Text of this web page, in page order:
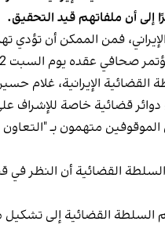
إلى أن ملفاتهم قيد التحقيق.
فمن الممكن أن
في التفاصيل، إن عددًا من الأشخاص تم توقيفهم بتهمة "التجسس" ومعالجة ملفاتهم حاليًا.
الإيرانية، غلام
قضائية خاصة للإشراف
متهمون بـ
القضائية أن النظر في
إلى تشكيل ملفات قضائية لـ 50 شخصًا في طهران